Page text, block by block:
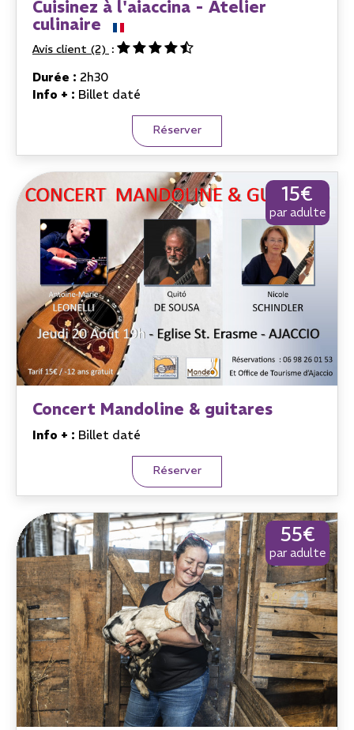
Cuisinez à l'aiaccina - Atelier
culinaire
Avis client (2)
Durée : 2h30
Info + : Billet daté
Réserver
Concert Mandoline & guitares
15€
par adulte
Info + : Billet daté
Réserver
55€
par adulte